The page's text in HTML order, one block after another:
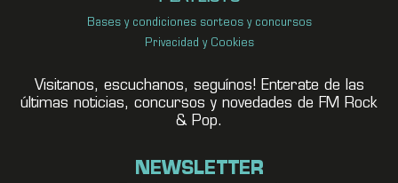
Bases y condiciones sorteos y concursos
Privacidad y Cookies
Visitanos, escuchanos, seguínos! Enterate de las
últimas noticias, concursos y novedades de FM Rock
& Pop.
NEWSLETTER